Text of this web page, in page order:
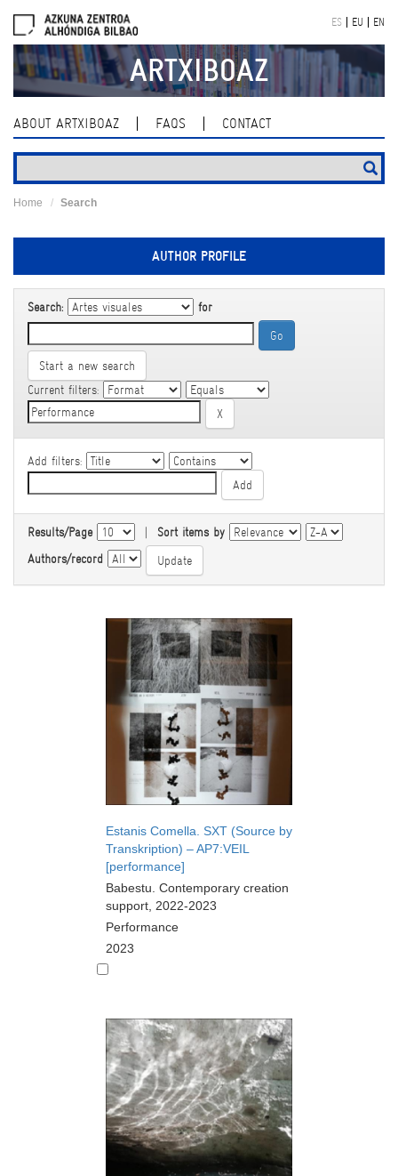
navigation
ES EU EN
ARTXIBOAZ
ABOUT ARTXIBOAZ FAQS CONTACT
Home Search
AUTHOR PROFILE
Search: for
Start a new search
Current filters:
Add filters:
Results/Page | Sort items by
Authors/record
Estanis Comella. SXT (Source by
Transkription) – AP7:VEIL
[performance]
Babestu. Contemporary creation
support, 2022-2023
Performance
2023